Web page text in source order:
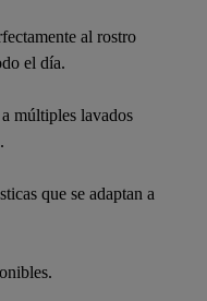
al rostro
el día.
múltiples lavados
que se adaptan a